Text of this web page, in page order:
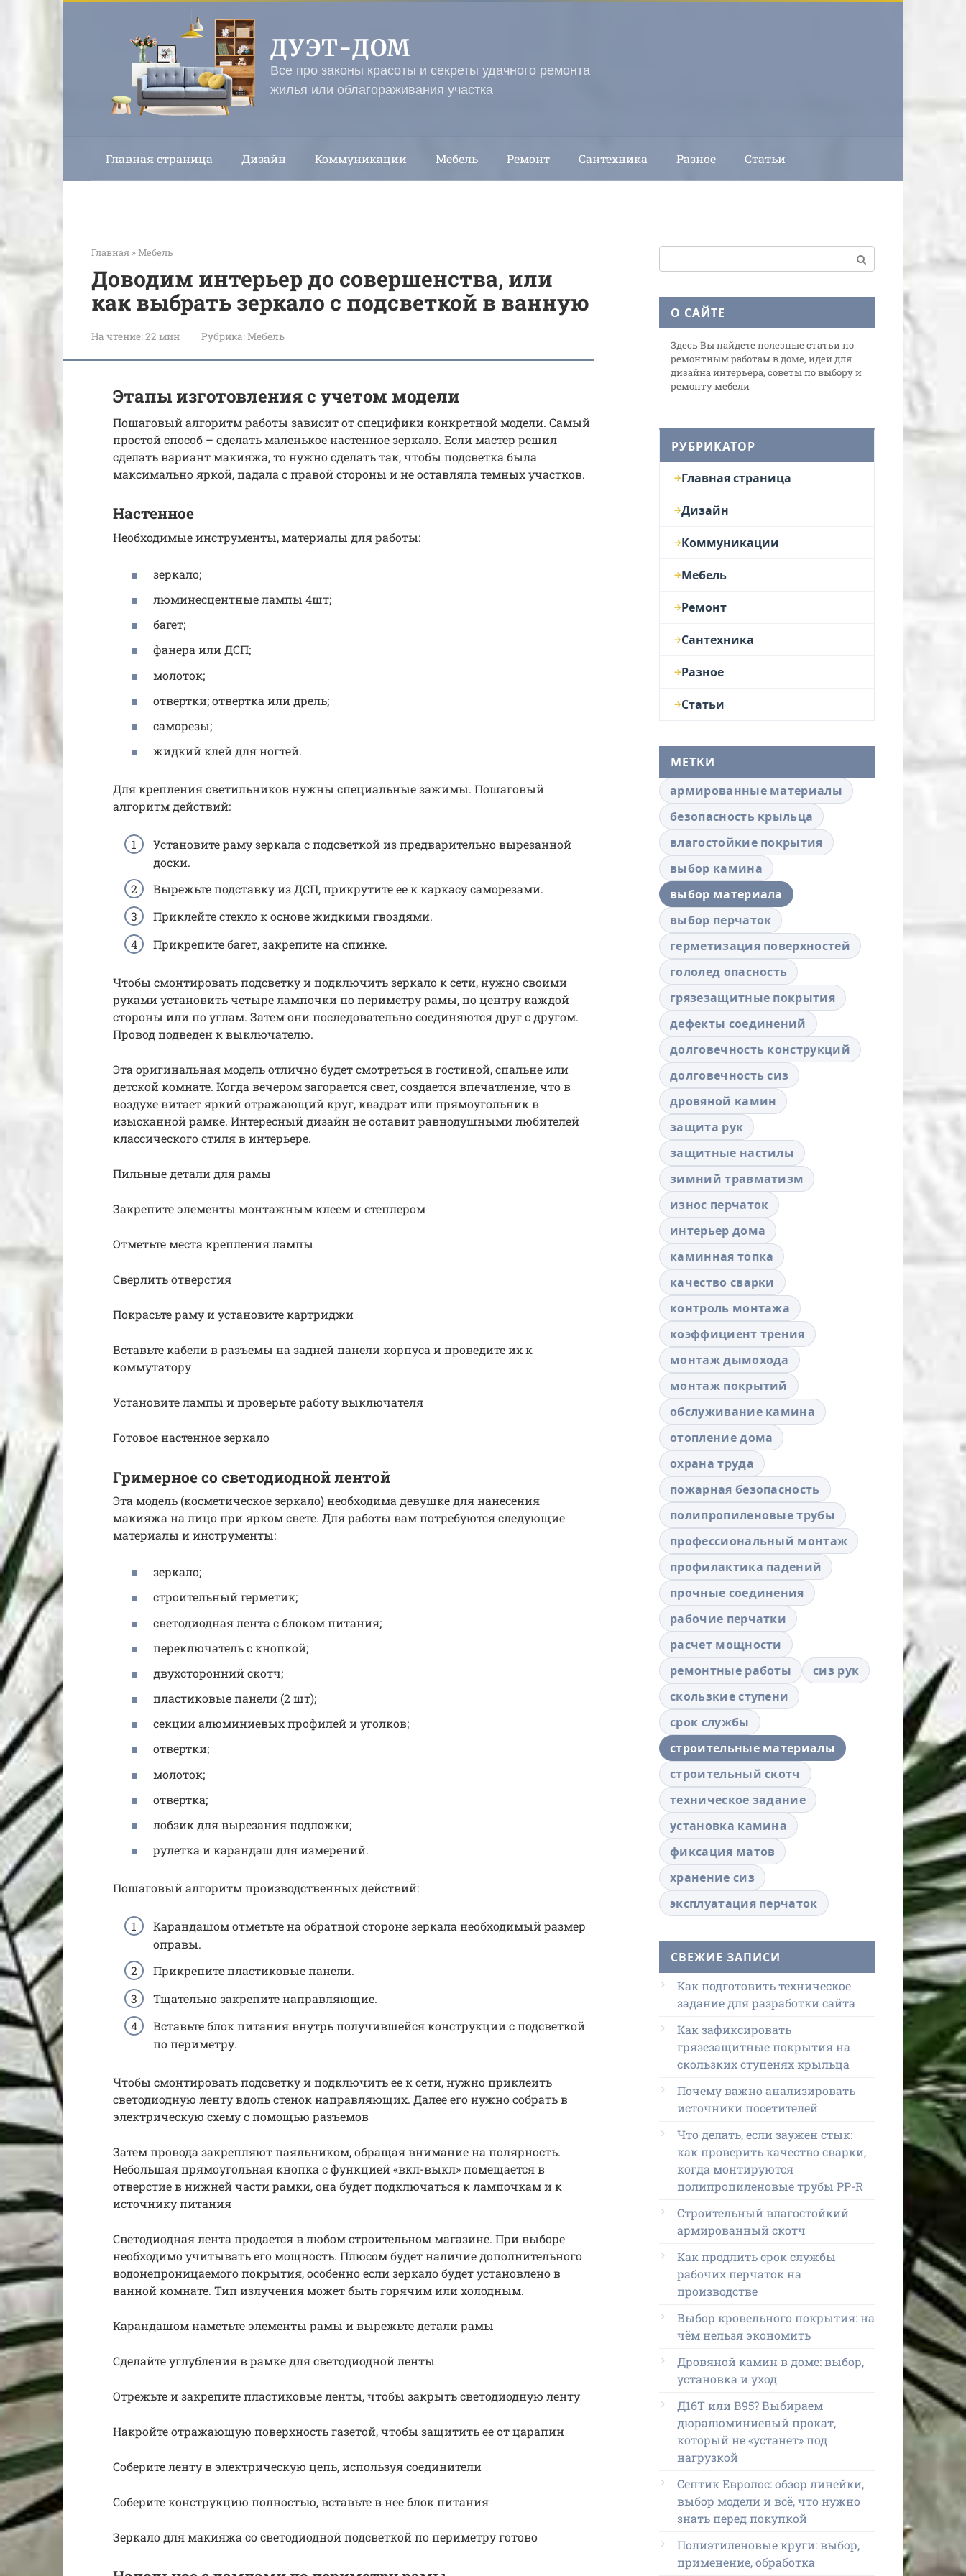
ДУЭТ-ДОМ
Все про законы красоты и секреты удачного ремонта
жилья или облагораживания участка
Главная страница Дизайн Коммуникации Мебель Ремонт Сантехника Разное Статьи
Главная »Мебель
Доводим интерьер до совершенства, или
как выбрать зеркало с подсветкой в ванную
На чтение:22 мин Рубрика:Мебель
Этапы изготовления с учетом модели
Пошаговый алгоритм работы зависит от специфики конкретной модели. Самый
простой способ – сделать маленькое настенное зеркало. Если мастер решил
сделать вариант макияжа, то нужно сделать так, чтобы подсветка была
максимально яркой, падала с правой стороны и не оставляла темных участков.
Настенное
Необходимые инструменты, материалы для работы:
зеркало;
люминесцентные лампы 4шт;
багет;
фанера или ДСП;
молоток;
отвертки; отвертка или дрель;
саморезы;
жидкий клей для ногтей.
Для крепления светильников нужны специальные зажимы. Пошаговый
алгоритм действий:
Установите раму зеркала с подсветкой из предварительно вырезанной
доски.
Вырежьте подставку из ДСП, прикрутите ее к каркасу саморезами.
Приклейте стекло к основе жидкими гвоздями.
Прикрепите багет, закрепите на спинке.
Чтобы смонтировать подсветку и подключить зеркало к сети, нужно своими
руками установить четыре лампочки по периметру рамы, по центру каждой
стороны или по углам. Затем они последовательно соединяются друг с другом.
Провод подведен к выключателю.
Эта оригинальная модель отлично будет смотреться в гостиной, спальне или
детской комнате. Когда вечером загорается свет, создается впечатление, что в
воздухе витает яркий отражающий круг, квадрат или прямоугольник в
изысканной рамке. Интересный дизайн не оставит равнодушными любителей
классического стиля в интерьере.
Пильные детали для рамы
Закрепите элементы монтажным клеем и степлером
Отметьте места крепления лампы
Сверлить отверстия
Покрасьте раму и установите картриджи
Вставьте кабели в разъемы на задней панели корпуса и проведите их к
коммутатору
Установите лампы и проверьте работу выключателя
Готовое настенное зеркало
Гримерное со светодиодной лентой
Эта модель (косметическое зеркало) необходима девушке для нанесения
макияжа на лицо при ярком свете. Для работы вам потребуются следующие
материалы и инструменты:
зеркало;
строительный герметик;
светодиодная лента с блоком питания;
переключатель с кнопкой;
двухсторонний скотч;
пластиковые панели (2 шт);
секции алюминиевых профилей и уголков;
отвертки;
молоток;
отвертка;
лобзик для вырезания подложки;
рулетка и карандаш для измерений.
Пошаговый алгоритм производственных действий:
Карандашом отметьте на обратной стороне зеркала необходимый размер
оправы.
Прикрепите пластиковые панели.
Тщательно закрепите направляющие.
Вставьте блок питания внутрь получившейся конструкции с подсветкой
по периметру.
Чтобы смонтировать подсветку и подключить ее к сети, нужно приклеить
светодиодную ленту вдоль стенок направляющих. Далее его нужно собрать в
электрическую схему с помощью разъемов
Затем провода закрепляют паяльником, обращая внимание на полярность.
Небольшая прямоугольная кнопка с функцией «вкл-выкл» помещается в
отверстие в нижней части рамки, она будет подключаться к лампочкам и к
источнику питания
Светодиодная лента продается в любом строительном магазине. При выборе
необходимо учитывать его мощность. Плюсом будет наличие дополнительного
водонепроницаемого покрытия, особенно если зеркало будет установлено в
ванной комнате. Тип излучения может быть горячим или холодным.
Карандашом наметьте элементы рамы и вырежьте детали рамы
Сделайте углубления в рамке для светодиодной ленты
Отрежьте и закрепите пластиковые ленты, чтобы закрыть светодиодную ленту
Накройте отражающую поверхность газетой, чтобы защитить ее от царапин
Соберите ленту в электрическую цепь, используя соединители
Соберите конструкцию полностью, вставьте в нее блок питания
Зеркало для макияжа со светодиодной подсветкой по периметру готово
О САЙТЕ
Здесь Вы найдете полезные статьи по
ремонтным работам в доме, идеи для
дизайна интерьера, советы по выбору и
ремонту мебели
РУБРИКАТОР
Главная страница
Дизайн
Коммуникации
Мебель
Ремонт
Сантехника
Разное
Статьи
МЕТКИ
армированные материалы
безопасность крыльца
влагостойкие покрытия
выбор камина
выбор материала
выбор перчаток
герметизация поверхностей
гололед опасность
грязезащитные покрытия
дефекты соединений
долговечность конструкций
долговечность сиз
дровяной камин
защита рук
защитные настилы
зимний травматизм
износ перчаток
интерьер дома
каминная топка
качество сварки
контроль монтажа
коэффициент трения
монтаж дымохода
монтаж покрытий
обслуживание камина
отопление дома
охрана труда
пожарная безопасность
полипропиленовые трубы
профессиональный монтаж
профилактика падений
прочные соединения
рабочие перчатки
расчет мощности
ремонтные работы
сиз рук
скользкие ступени
срок службы
строительные материалы
строительный скотч
техническое задание
установка камина
фиксация матов
хранение сиз
эксплуатация перчаток
СВЕЖИЕ ЗАПИСИ
Как подготовить техническое
задание для разработки сайта
Как зафиксировать
грязезащитные покрытия на
скользких ступенях крыльца
Почему важно анализировать
источники посетителей
Что делать, если заужен стык:
как проверить качество сварки,
когда монтируются
полипропиленовые трубы PP-R
Строительный влагостойкий
армированный скотч
Как продлить срок службы
рабочих перчаток на
производстве
Выбор кровельного покрытия: на
чём нельзя экономить
Дровяной камин в доме: выбор,
установка и уход
Д16Т или В95? Выбираем
дюралюминиевый прокат,
который не «устанет» под
нагрузкой
Септик Евролос: обзор линейки,
выбор модели и всё, что нужно
знать перед покупкой
Полиэтиленовые круги: выбор,
применение, обработка